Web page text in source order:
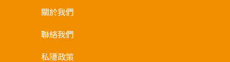
關於我們
聯絡我們
私隱政策